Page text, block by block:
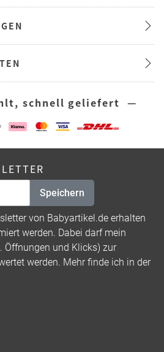
schnell geliefert —
Speichern
von Babyartikel.de erhalten
werden. Dabei darf mein
Öffnungen und Klicks) zur
werden. Mehr finde ich in der